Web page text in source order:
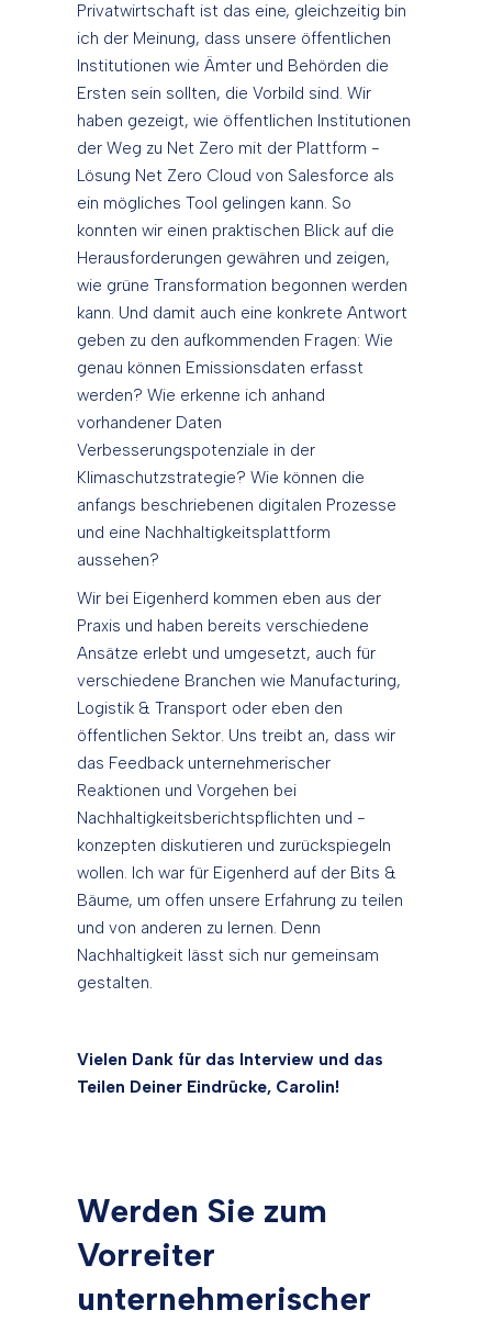
Privatwirtschaft ist das eine, gleichzeitig bin
ich der Meinung, dass unsere öffentlichen
Institutionen wie Ämter und Behörden die
Ersten sein sollten, die Vorbild sind. Wir
haben gezeigt, wie öffentlichen Institutionen
der Weg zu Net Zero mit der Plattform -
Lösung Net Zero Cloud von Salesforce als
ein mögliches Tool gelingen kann. So
konnten wir einen praktischen Blick auf die
Herausforderungen gewähren und zeigen,
wie grüne Transformation begonnen werden
kann. Und damit auch eine konkrete Antwort
geben zu den aufkommenden Fragen: Wie
genau können Emissionsdaten erfasst
werden? Wie erkenne ich anhand
vorhandener Daten
Verbesserungspotenziale in der
Klimaschutzstrategie? Wie können die
anfangs beschriebenen digitalen Prozesse
und eine Nachhaltigkeitsplattform
aussehen?
Wir bei Eigenherd kommen eben aus der
Praxis und haben bereits verschiedene
Ansätze erlebt und umgesetzt, auch für
verschiedene Branchen wie Manufacturing,
Logistik & Transport oder eben den
öffentlichen Sektor. Uns treibt an, dass wir
das Feedback unternehmerischer
Reaktionen und Vorgehen bei
Nachhaltigkeitsberichtspflichten und -
konzepten diskutieren und zurückspiegeln
wollen. Ich war für Eigenherd auf der Bits &
Bäume, um offen unsere Erfahrung zu teilen
und von anderen zu lernen. Denn
Nachhaltigkeit lässt sich nur gemeinsam
gestalten.
Vielen Dank für das Interview und das
Teilen Deiner Eindrücke, Carolin!
Werden Sie zum
Vorreiter
unternehmerischer